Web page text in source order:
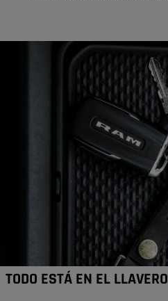
TODO ESTÁ EN EL LLAVERO